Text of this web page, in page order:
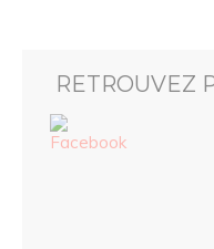
RETROUVEZ